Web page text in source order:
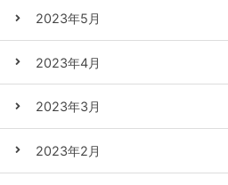
2023年5月
2023年4月
2023年3月
2023年2月